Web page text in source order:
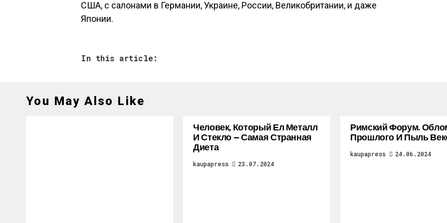
США, с салонами в Германии, Украине, России, Великобритании, и даже
Японии.
In this article:
You May Also Like
Человек, Который Ел Металл
И Стекло — Самая Странная
Диета
kaupapress 23.07.2024
Римский Форум.
Прошлого И Пыль
kaupapress 24.06.2024